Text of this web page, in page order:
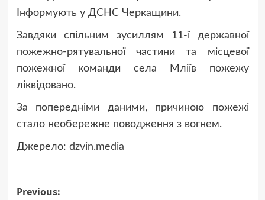
Інформують у ДСНС Черкащини.
Завдяки спільним зусиллям 11-ї державної
пожежно-рятувальної частини та місцевої
пожежної команди села Мліїв пожежу
ліквідовано.
За попередніми даними, причиною пожежі
стало необережне поводження з вогнем.
Джерело: dzvin.media
Post
Previous: